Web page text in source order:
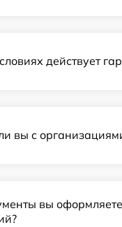
действует
вы с
вы